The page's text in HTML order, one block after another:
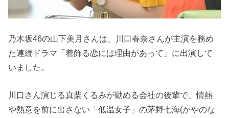
乃木坂46の山下美月さんは、川口春奈さんが主演を務め
た連続ドラマ「着飾る恋には理由があって」に出演して
いました。
川口さん演じる真柴くるみが勤める会社の後輩で、情熱
や熱意を前に出さない「低温女子」の茅野七海(かやのな